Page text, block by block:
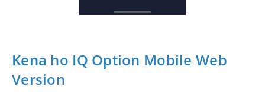
Kena ho IQ Option Mobile Web
Version